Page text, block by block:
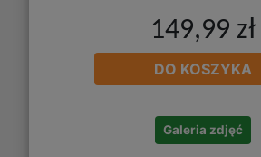
149,99 zł
DO KOSZYKA
Galeria zdjęć